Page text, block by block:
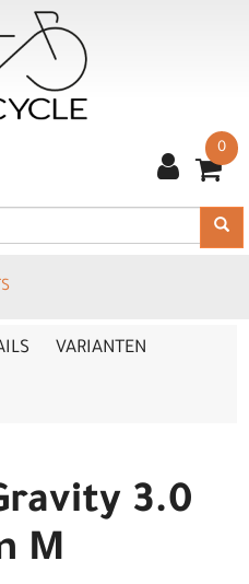
0
VARIANTEN
3.0
M